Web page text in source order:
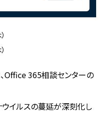
Office 365相談センターの
イルスの蔓延が深刻化し